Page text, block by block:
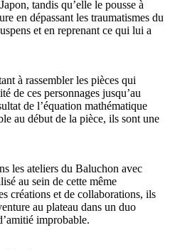
tandis qu’elle le pousse à
en dépassant les traumatismes du
et en reprenant ce qui lui a
à rassembler les pièces qui
de ces personnages jusqu’au
de l’équation mathématique
au début de la pièce, ils sont une
les ateliers du Baluchon avec
au sein de cette même
créations et de collaborations, ils
au plateau dans un duo
improbable.